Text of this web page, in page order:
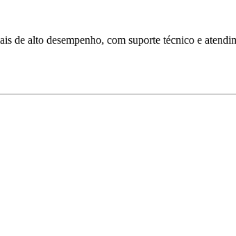
de alto desempenho, com suporte técnico e